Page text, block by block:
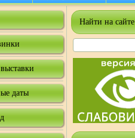
даты
Найти на сайте